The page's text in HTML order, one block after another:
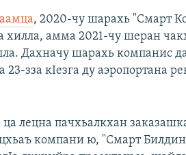
, 2020-чу шарахь "Смарт
хилла, амма 2021-чу шеран
Дахначу шарахь компанис
23-зза кIезга ду аэропортана
лецна пачхьалкхан
компани ю, "Смарт